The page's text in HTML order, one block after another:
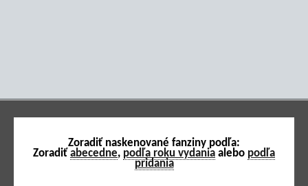
Zoradiť naskenované fanziny podľa:
Zoradiť abecedne, podľa roku vydania alebo podľa
pridania